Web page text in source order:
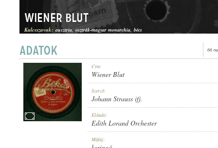
KERINGŐ
Wiener Blut
Kulcsszavak: ausztria osztrák-magyar monarchia bécs
66
Cím:
Wiener Blut
Szerző:
Johann Strauss ifj.
Előadó:
Edith Lorand Orchester
Műfaj: